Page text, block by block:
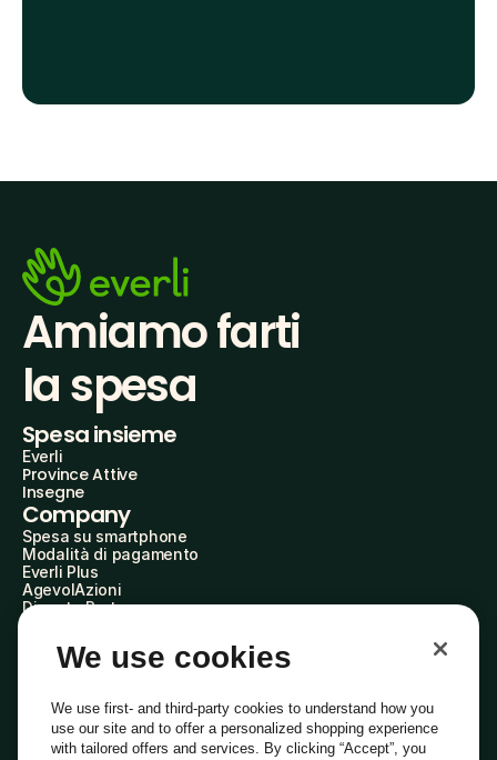
Amiamo farti
la spesa
Spesa insieme
Everli
Province Attive
Insegne
Company
Spesa su smartphone
Modalità di pagamento
Everli Plus
AgevolAzioni
Diventa Partner
Everli Shoppers
About Us
Everli News
Domande frequenti
Lavora con noi
We use cookies
We use first- and third-party cookies to understand how you
use our site and to offer a personalized shopping experience
with tailored offers and services. By clicking “Accept”, you